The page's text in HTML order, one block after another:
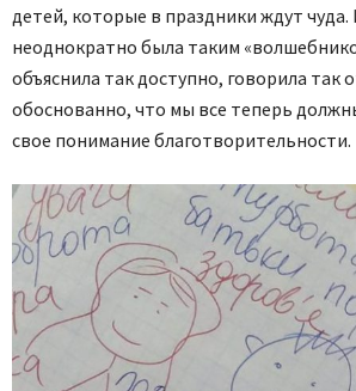
детей, которые в праздники ждут чуда.
неоднократно была таким
объяснила так доступно, говорила так
обоснованно, что мы все теперь
свое понимание благотворительности.